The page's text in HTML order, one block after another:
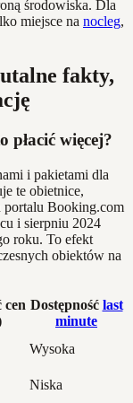
środowiska. Dla
miejsce na nocleg,
fakty,
płacić więcej?
i pakietami dla
te obietnice,
portalu Booking.com
i sierpniu 2024
roku. To efekt
obiektów na
cen Dostępność last
minute
Wysoka
Niska